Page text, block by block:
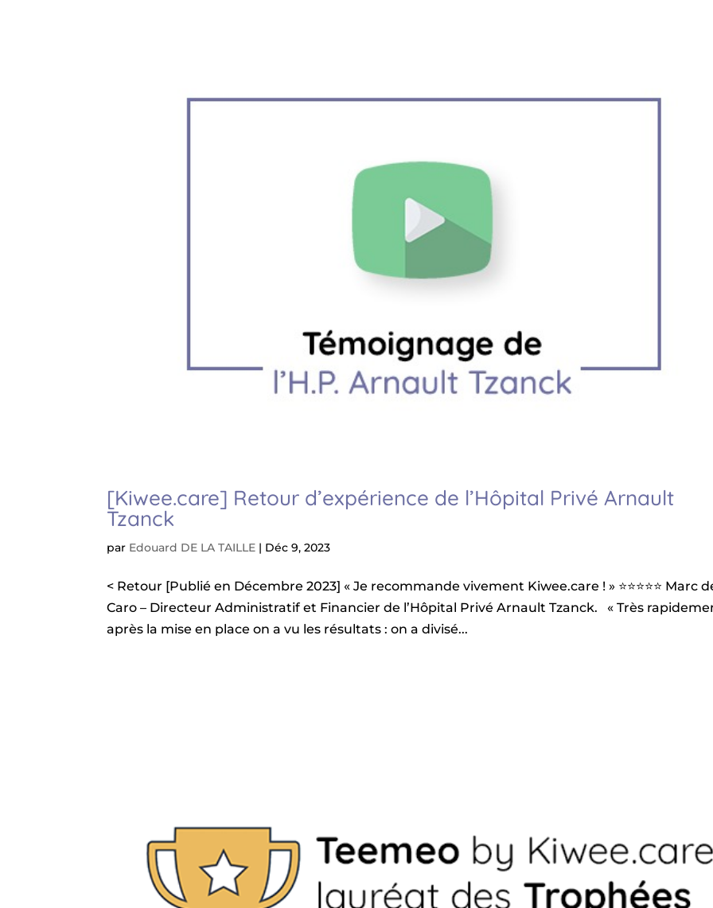
[Kiwee.care] Retour d’expérience de l’Hôpital Privé Arnault
Tzanck
par Edouard DE LA TAILLE | Déc 9, 2023
< Retour [Publié en Décembre 2023] « Je recommande vivement Kiwee.care ! » ⭐️⭐️⭐️⭐️⭐️ Marc
Caro – Directeur Administratif et Financier de l’Hôpital Privé Arnault Tzanck. « Très
après la mise en place on a vu les résultats : on a divisé...